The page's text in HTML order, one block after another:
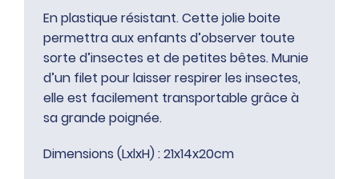
En plastique résistant. Cette jolie boite
permettra aux enfants d’observer toute
sorte d’insectes et de petites bêtes. Munie
d’un filet pour laisser respirer les insectes,
elle est facilement transportable grâce à
sa grande poignée.
Dimensions (LxlxH) : 21x14x20cm